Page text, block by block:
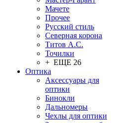
Мачете
Прочее
Русский стиль
Северная корона
Титов А.С.
Точилки
+ ЕЩЕ 26
Оптика
Аксессуары для
оптики
Бинокли
Дальномеры
Чехлы для оптики